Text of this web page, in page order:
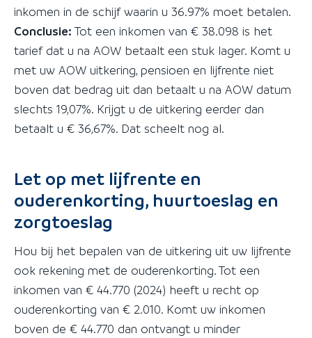
inkomen in de schijf waarin u 36.97% moet betalen.
Conclusie: Tot een inkomen van € 38.098 is het
tarief dat u na AOW betaalt een stuk lager. Komt u
met uw AOW uitkering, pensioen en lijfrente niet
boven dat bedrag uit dan betaalt u na AOW datum
slechts 19,07%. Krijgt u de uitkering eerder dan
betaalt u € 36,67%. Dat scheelt nog al.
Let op met lijfrente en
ouderenkorting, huurtoeslag en
zorgtoeslag
Hou bij het bepalen van de uitkering uit uw lijfrente
ook rekening met de ouderenkorting. Tot een
inkomen van € 44.770 (2024) heeft u recht op
ouderenkorting van € 2.010. Komt uw inkomen
boven de € 44.770 dan ontvangt u minder